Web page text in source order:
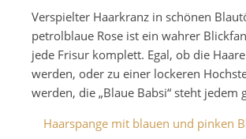
Verspielter Haarkranz in schönen
petrolblaue Rose ist ein wahrer
jede Frisur komplett. Egal, ob die
werden, oder zu einer lockeren
werden, die „Blaue Babsi“ steht jedem
Haarspange mit blauen und pinken